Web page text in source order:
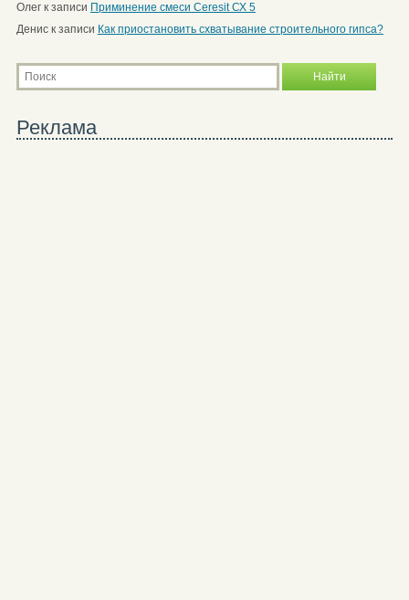
Олегк записи Приминение смеси Ceresit СХ 5
Дениск записи Как приостановить схватывание строительного гипса?
Реклама